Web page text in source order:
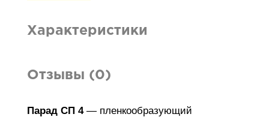
Характеристики
Отзывы (0)
Парад СП 4 — пленкообразующий